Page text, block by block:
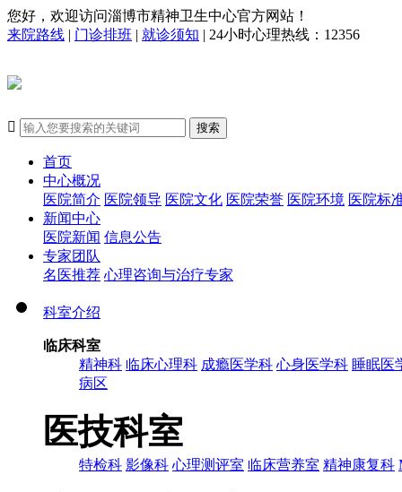
您好，欢迎访问淄博市精神卫生中心官方网站！
来院路线 | 门诊排班 | 就诊须知 | 24小时心理热线：12356
 搜索
首页
中心概况
医院简介 医院领导 医院文化 医院荣誉 医院环境 医院标
新闻中心
医院新闻 信息公告
专家团队
名医推荐 心理咨询与治疗专家
科室介绍
临床科室
精神科 临床心理科 成瘾医学科 心身医学科 睡眠医
病区
医技科室
特检科 影像科 心理测评室 临床营养室 精神康复科